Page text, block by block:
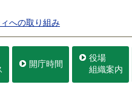
への取り組み
開庁時間
役場
組織案内